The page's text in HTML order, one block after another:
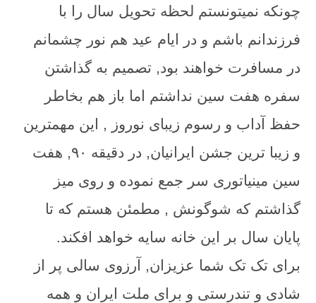
چونکه نمیتونستم لحظه تحویل سال را با
فرزندانم باشم و در ایام عید هم نور چشمانم
در مسافرت خواهند بود, تصمیم به گذاشتن
سفره هفت سین نداشتم اما باز هم بخاطر
حفظ آداب و رسوم زیبای نوروز , این مهمترین
و زیبا ترین جشن ایرانیان, در دقیقه ۹۰, هفت
سین مینیاتوری سر جمع نموده و روی میز
گذاشتم که شوگونش , مطمئن هستم که تا
پایان سال بر این خانه سایه خواهد افکند.
برای تک تک شما عزیزان, آرزوی سالی پر از
شادی و تندرستی و برای ملت ایران و همه